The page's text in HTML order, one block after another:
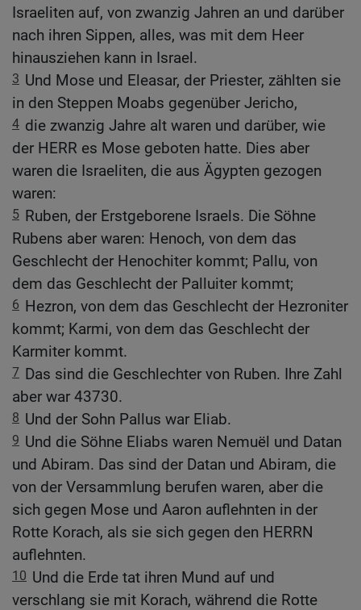
Israeliten auf, von zwanzig Jahren an und darüber
nach ihren Sippen, alles, was mit dem Heer
hinausziehen kann in Israel.
3 Und Mose und Eleasar, der Priester, zählten sie
in den Steppen Moabs gegenüber Jericho,
4 die zwanzig Jahre alt waren und darüber, wie
der HERR es Mose geboten hatte. Dies aber
waren die Israeliten, die aus Ägypten gezogen
waren:
5 Ruben, der Erstgeborene Israels. Die Söhne
Rubens aber waren: Henoch, von dem das
Geschlecht der Henochiter kommt; Pallu, von
dem das Geschlecht der Palluiter kommt;
6 Hezron, von dem das Geschlecht der Hezroniter
kommt; Karmi, von dem das Geschlecht der
Karmiter kommt.
7 Das sind die Geschlechter von Ruben. Ihre Zahl
aber war 43730.
8 Und der Sohn Pallus war Eliab.
9 Und die Söhne Eliabs waren Nemuël und Datan
und Abiram. Das sind der Datan und Abiram, die
von der Versammlung berufen waren, aber die
sich gegen Mose und Aaron auflehnten in der
Rotte Korach, als sie sich gegen den HERRN
auflehnten.
10 Und die Erde tat ihren Mund auf und
verschlang sie mit Korach, während die Rotte